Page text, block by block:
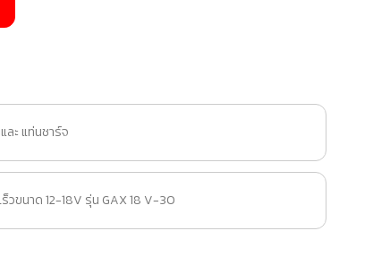
ละ แท่นชาร์จ
ร็วขนาด 12-18V รุ่น GAX 18 V-30